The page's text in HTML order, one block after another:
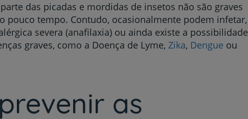
das picadas e mordidas de insetos não são graves
pouco tempo. Contudo, ocasionalmente podem infetar,
severa (anafilaxia) ou ainda existe a possibilidade
graves, como a Doença de Lyme, Zika, Dengue ou
as